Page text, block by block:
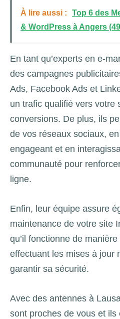
À lire aussi :
Top 6 des
& WordPress à Angers
En tant qu’experts en e-
des campagnes
Ads, Facebook Ads et
un trafic qualifié vers votre
conversions. De plus, ils
de vos réseaux sociaux,
engageant et en
communauté pour
ligne.
Enfin, leur équipe assure
maintenance de votre site
qu’il fonctionne de
effectuant les mises à jour
garantir sa sécurité.
Avec des antennes à
sont proches de vous et ils